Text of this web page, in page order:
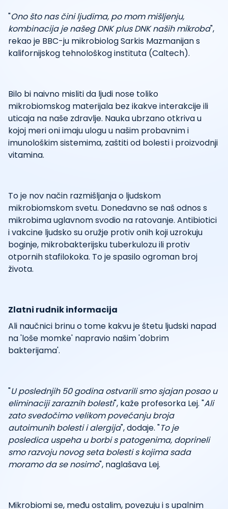
"Ono što nas čini ljudima, po mom mišljenju,
kombinacija je našeg DNK plus DNK naših mikroba",
rekao je BBC-ju mikrobiolog Sarkis Mazmanijan s
kalifornijskog tehnološkog instituta (Caltech).
Bilo bi naivno misliti da ljudi nose toliko
mikrobiomskog materijala bez ikakve interakcije ili
uticaja na naše zdravlje. Nauka ubrzano otkriva u
kojoj meri oni imaju ulogu u našim probavnim i
imunološkim sistemima, zaštiti od bolesti i proizvodnji
vitamina.
To je nov način razmišljanja o ljudskom
mikrobiomskom svetu. Donedavno se naš odnos s
mikrobima uglavnom svodio na ratovanje. Antibiotici
i vakcine ljudsko su oružje protiv onih koji uzrokuju
boginje, mikrobakterijsku tuberkulozu ili protiv
otpornih stafilokoka. To je spasilo ogroman broj
života.
Zlatni rudnik informacija
Ali naučnici brinu o tome kakvu je štetu ljudski napad
na 'loše momke' napravio našim 'dobrim
bakterijama'.
"U poslednjih 50 godina ostvarili smo sjajan posao u
eliminaciji zaraznih bolesti", kaže profesorka Lej. "Ali
zato svedočimo velikom povećanju broja
autoimunih bolesti i alergija", dodaje. "To je
posledica uspeha u borbi s patogenima, doprineli
smo razvoju novog seta bolesti s kojima sada
moramo da se nosimo", naglašava Lej.
Mikrobiomi se, među ostalim, povezuju i s upalnim